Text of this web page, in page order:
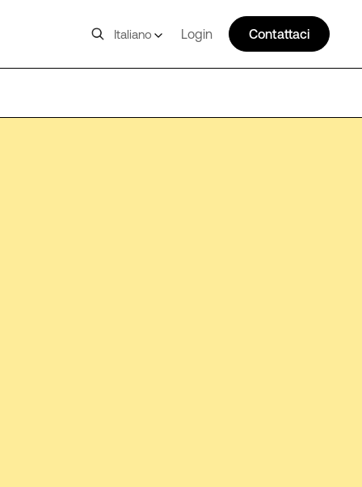
Italiano Login Contattaci